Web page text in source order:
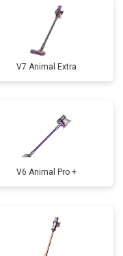
V7 Animal Extra
V6 Animal Pro +